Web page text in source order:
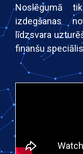
Noslēgumā
izdegšanas
līdzsvara
finanšu